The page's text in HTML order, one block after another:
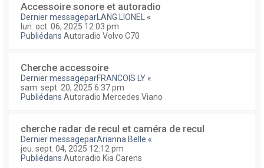
Accessoire sonore et autoradio
Dernier messagepar LANG LIONEL
«
lun. oct. 06, 2025 12:03 pm
Publiédans Autoradio Volvo C70
Cherche accessoire
Dernier messageparFRANCOIS LY «
sam. sept. 20, 2025 6:37 pm
Publiédans Autoradio Mercedes Viano
cherche radar de recul et caméra de recul
Dernier messageparArianna Belle «
jeu. sept. 04, 2025 12:12 pm
Publiédans Autoradio Kia Carens